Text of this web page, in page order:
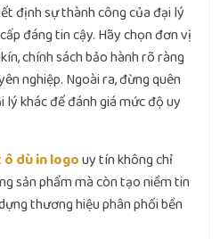
định sự thành công của đại lý
đáng tin cậy. Hãy chọn đơn vị
chính sách bảo hành rõ ràng
nghiệp. Ngoài ra, đừng quên
khác để đánh giá mức độ uy
dù in logouy tín không chỉ
sản phẩm mà còn tạo niềm tin
thương hiệu phân phối bền